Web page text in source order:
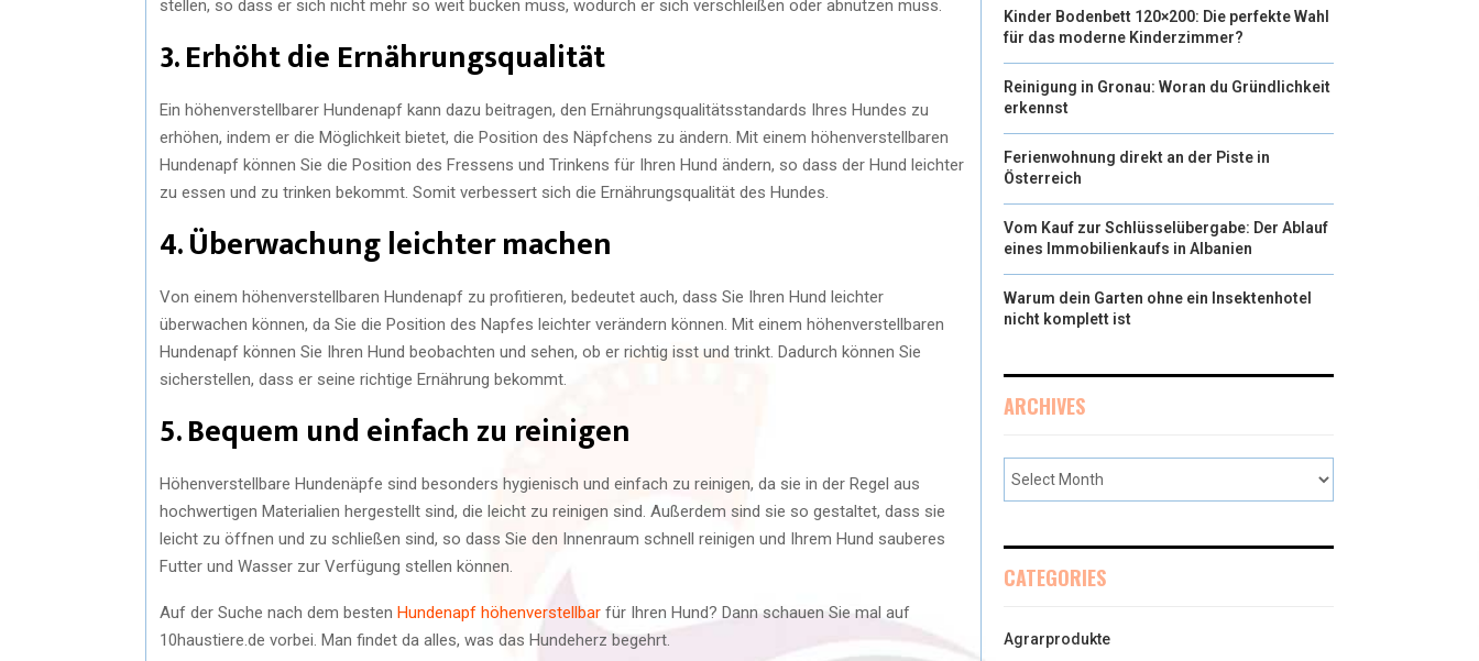
stellen, so dass er sich nicht mehr so weit bücken muss, wodurch er sich verschleißen oder abnutzen muss.
3. Erhöht die Ernährungsqualität
Ein höhenverstellbarer Hundenapf kann dazu beitragen, den Ernährungsqualitätsstandards Ihres Hundes zu
erhöhen, indem er die Möglichkeit bietet, die Position des Näpfchens zu ändern. Mit einem höhenverstellbaren
Hundenapf können Sie die Position des Fressens und Trinkens für Ihren Hund ändern, so dass der Hund leichter
zu essen und zu trinken bekommt. Somit verbessert sich die Ernährungsqualität des Hundes.
4. Überwachung leichter machen
Von einem höhenverstellbaren Hundenapf zu profitieren, bedeutet auch, dass Sie Ihren Hund leichter
überwachen können, da Sie die Position des Napfes leichter verändern können. Mit einem höhenverstellbaren
Hundenapf können Sie Ihren Hund beobachten und sehen, ob er richtig isst und trinkt. Dadurch können Sie
sicherstellen, dass er seine richtige Ernährung bekommt.
5. Bequem und einfach zu reinigen
Höhenverstellbare Hundenäpfe sind besonders hygienisch und einfach zu reinigen, da sie in der Regel aus
hochwertigen Materialien hergestellt sind, die leicht zu reinigen sind. Außerdem sind sie so gestaltet, dass sie
leicht zu öffnen und zu schließen sind, so dass Sie den Innenraum schnell reinigen und Ihrem Hund sauberes
Futter und Wasser zur Verfügung stellen können.
Auf der Suche nach dem besten Hundenapf höhenverstellbar für Ihren Hund? Dann schauen Sie mal auf
10haustiere.de vorbei. Man findet da alles, was das Hundeherz begehrt.
Kinder Bodenbett 120×200: Die perfekte Wahl
für das moderne Kinderzimmer?
Reinigung in Gronau: Woran du Gründlichkeit
erkennst
Ferienwohnung direkt an der Piste in
Österreich
Vom Kauf zur Schlüsselübergabe: Der Ablauf
eines Immobilienkaufs in Albanien
Warum dein Garten ohne ein Insektenhotel
nicht komplett ist
ARCHIVES
CATEGORIES
Agrarprodukte